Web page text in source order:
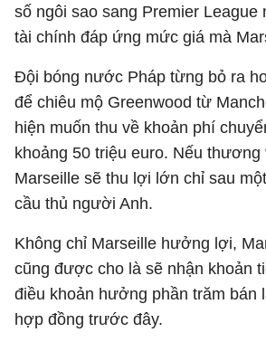
số ngôi sao sang Premier League
tài chính đáp ứng mức giá mà
Đội bóng nước Pháp từng bỏ ra
để chiêu mộ Greenwood từ
hiện muốn thu về khoản phí
khoảng 50 triệu euro. Nếu thương
Marseille sẽ thu lợi lớn chỉ sau
cầu thủ người Anh.
Không chỉ Marseille hưởng lợi,
cũng được cho là sẽ nhận khoản
điều khoản hưởng phần trăm bán
hợp đồng trước đây.